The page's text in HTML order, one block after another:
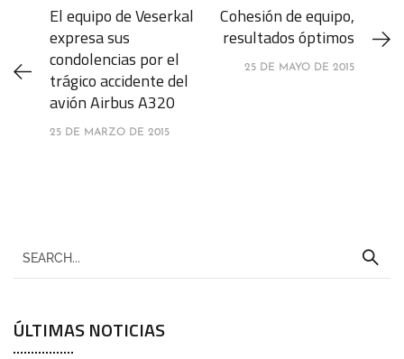
El equipo de Veserkal
expresa sus
condolencias por el
trágico accidente del
avión Airbus A320
25 DE MARZO DE 2015
Cohesión de equipo,
resultados óptimos
25 DE MAYO DE 2015
ÚLTIMAS NOTICIAS